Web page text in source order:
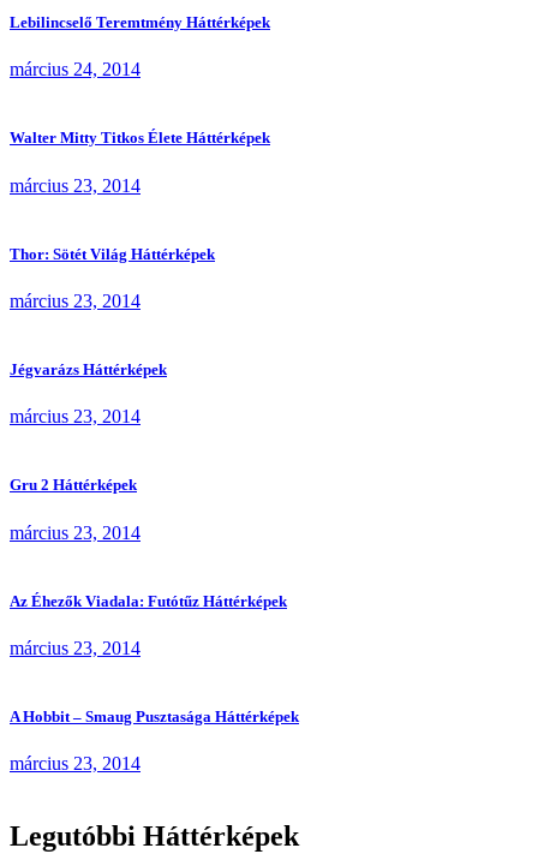
Lebilincselő Teremtmény Háttérképek
március 24, 2014
Walter Mitty Titkos Élete Háttérképek
március 23, 2014
Thor: Sötét Világ Háttérképek
március 23, 2014
Jégvarázs Háttérképek
március 23, 2014
Gru 2 Háttérképek
március 23, 2014
Az Éhezők Viadala: Futótűz Háttérképek
március 23, 2014
A Hobbit – Smaug Pusztasága Háttérképek
március 23, 2014
Legutóbbi Háttérképek